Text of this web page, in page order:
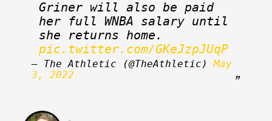
Griner will also be paid
her full WNBA salary until
pic.twitter.com/GKeJzpJUqP
— The Athletic (@TheAthletic) May
3, 2022